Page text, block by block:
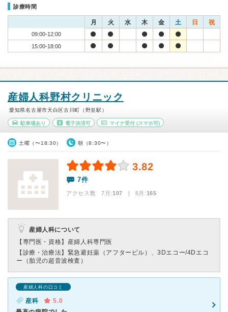
診療時間
月 火 水 木 金 土 日 祝
09:00-12:00
15:00-18:00
産婦人科野村クリニック
愛知県名古屋市天白区古川町（野並駅）
駐車場あり 電子決済可 マイナ受付 (スマホ可)
土曜（〜18:30） 朝（8:30〜）
3.82
7件
アクセス数 7月:107 | 6月:165
産婦人科について
【専門医・資格】 産婦人科専門医
【診療・治療法】 緊急避妊薬（アフターピル）、3Dエコー/4Dエコ
ー（胎児の超音波検査）
産婦人科の口コミ
産科
5.0